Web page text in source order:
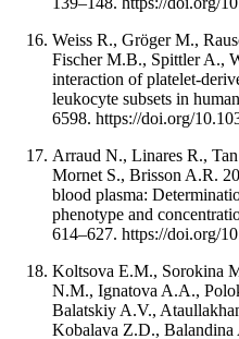
Weiss R., Gröger M.,
Fischer M.B., Spittler A.,
interaction of platelet-
leukocyte subsets in
6598. https://doi.org/
Arraud N., Linares R.,
Mornet S., Brisson A.R.
blood plasma:
phenotype and
614–627. https://doi.org/
Koltsova E.M., Sorokina
N.M., Ignatova A.A.,
Balatskiy A.V.,
Kobalava Z.D.,